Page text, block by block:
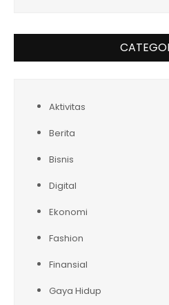
Aktivitas
Berita
Bisnis
Digital
Ekonomi
Fashion
Finansial
Gaya Hidup